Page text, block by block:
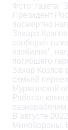
Фото: газета
Президент
посмертно
Захара
сообщает
изобилие",
погибшего
Захар Козлов
семьей
Мурманской
Работал
разнорабочим.
В августе
Минобороны.